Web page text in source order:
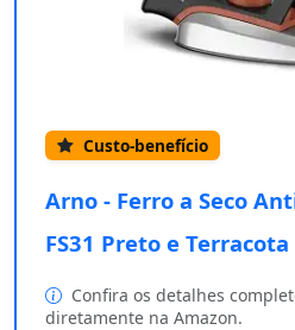
Custo-benefício
Arno - Ferro a Seco
FS31 Preto e
Confira os detalhes
diretamente na Amazon.